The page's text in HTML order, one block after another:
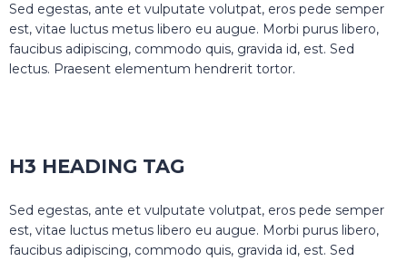
Sed egestas, ante et vulputate volutpat, eros pede semper
est, vitae luctus metus libero eu augue. Morbi purus libero,
faucibus adipiscing, commodo quis, gravida id, est. Sed
lectus. Praesent elementum hendrerit tortor.
H3 HEADING TAG
Sed egestas, ante et vulputate volutpat, eros pede semper
est, vitae luctus metus libero eu augue. Morbi purus libero,
faucibus adipiscing, commodo quis, gravida id, est. Sed